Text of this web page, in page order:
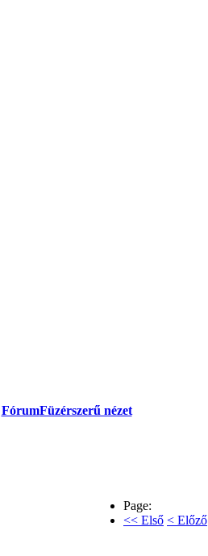
FórumFüzérszerű nézet
Page:
<< Első < Előző